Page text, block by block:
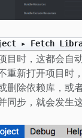
▸ Fetch
目时，这都会自
重新打开项目时
删除依赖库，或
同步，就会发生这